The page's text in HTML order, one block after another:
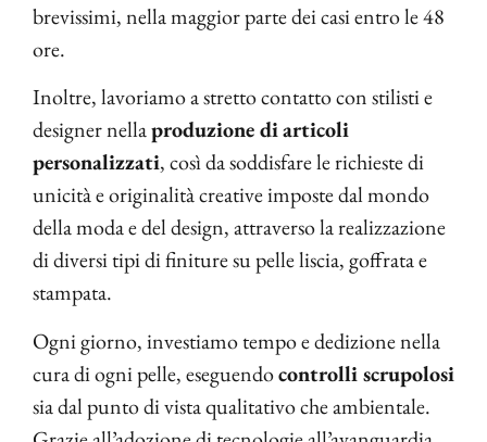
brevissimi, nella maggior parte dei casi entro le 48
ore.
Inoltre, lavoriamo a stretto contatto con stilisti e
designer nellaproduzione diarticoli
personalizzati, così da soddisfare le richieste di
unicità e originalità creative imposte dal mondo
della moda e del design, attraverso la realizzazione
di diversi tipi di finiture su pelle liscia, goffrata e
stampata.
Ogni giorno, investiamo tempo e dedizione nella
cura di ogni pelle, eseguendocontrolli scrupolosi
sia dal punto di vista qualitativo che ambientale.